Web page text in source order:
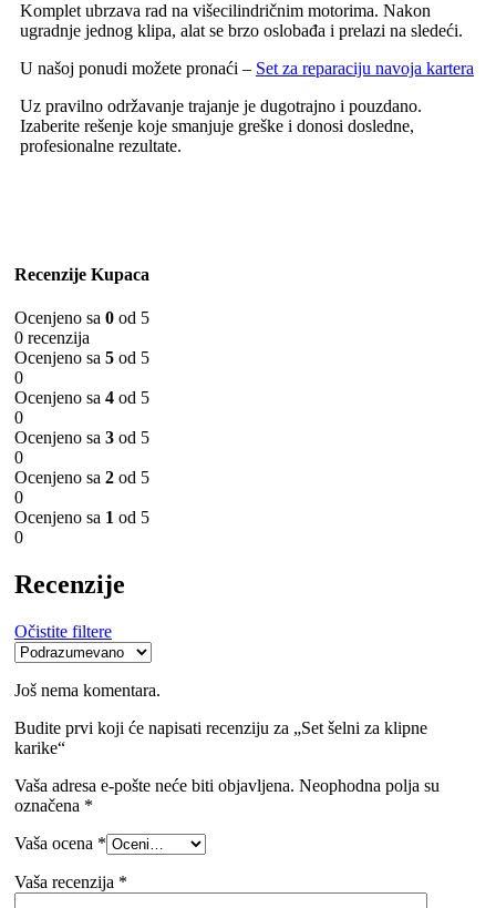
Komplet ubrzava rad na višecilindričnim motorima. Nakon
ugradnje jednog klipa, alat se brzo oslobađa i prelazi na sledeći.
U našoj ponudi možete pronaći – Set za reparaciju navoja kartera
Uz pravilno održavanje trajanje je dugotrajno i pouzdano.
Izaberite rešenje koje smanjuje greške i donosi dosledne,
profesionalne rezultate.
Recenzije Kupaca
Ocenjeno sa 0 od 5
0 recenzija
Ocenjeno sa 5 od 5
0
Ocenjeno sa 4 od 5
0
Ocenjeno sa 3 od 5
0
Ocenjeno sa 2 od 5
0
Ocenjeno sa 1 od 5
0
Recenzije
Očistite filtere
Još nema komentara.
Budite prvi koji će napisati recenziju za „Set šelni za klipne
karike“
Vaša adresa e-pošte neće biti objavljena. Neophodna polja su
označena *
Vaša ocena *
Vaša recenzija *